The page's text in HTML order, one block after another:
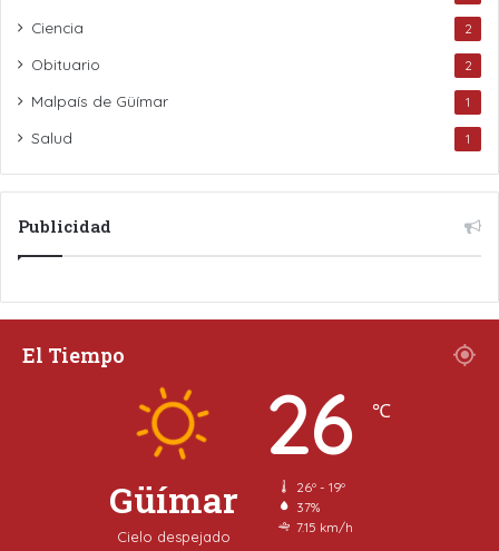
Ciencia 2
Obituario 2
Malpaís de Güímar 1
Salud 1
Publicidad
El Tiempo
Güímar
Cielo despejado
26 ℃
26º - 19º
37%
7.15 km/h